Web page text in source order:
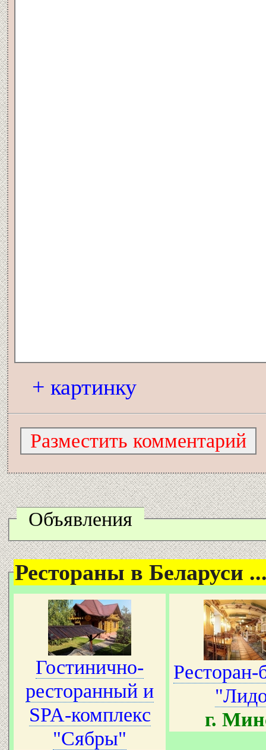
+ картинку
Объявления
Рестораны в Беларуси
Гостинично-
ресторанный и
SPA-комплекс
"Сябры"
Ресторан-
г.